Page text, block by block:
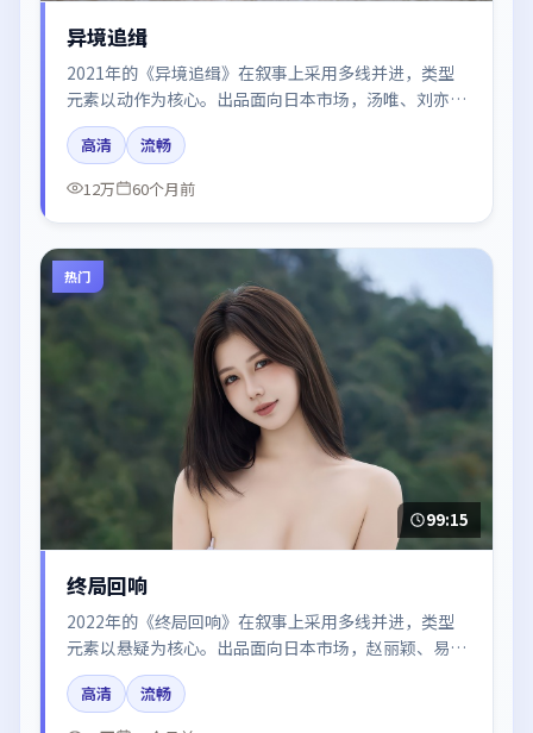
异境追缉
2021年的《异境追缉》在叙事上采用多线并进，类型
元素以动作为核心。出品面向日本市场，汤唯、刘亦
菲、易烊千玺、肖战所饰角色推动关键反转，结尾留白
引发讨论。
高清
流畅
12万
60个月前
热门
99:15
终局回响
2022年的《终局回响》在叙事上采用多线并进，类型
元素以悬疑为核心。出品面向日本市场，赵丽颖、易烊
千玺、黄渤所饰角色推动关键反转，结尾留白引发讨
论。
高清
流畅